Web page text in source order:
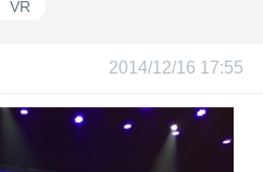
VR
2014/12/16 17:55